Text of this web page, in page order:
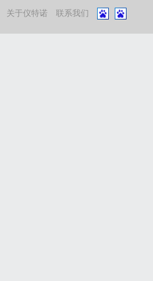
关于仪特诺 联系我们